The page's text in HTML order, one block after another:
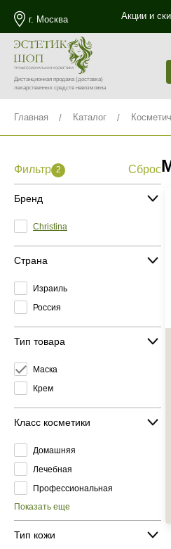
г. Москва Акции и
Дистанционная продажа(доставка)
лекарственных средств невозможна
Главная Каталог
Фильтр 2 Сброс
Бренд
Christina
Страна
Израиль
Россия
Тип товара
Маска
Крем
Класс косметики
Домашняя
Лечебная
Профессиональная
Показать еще
Тип кожи